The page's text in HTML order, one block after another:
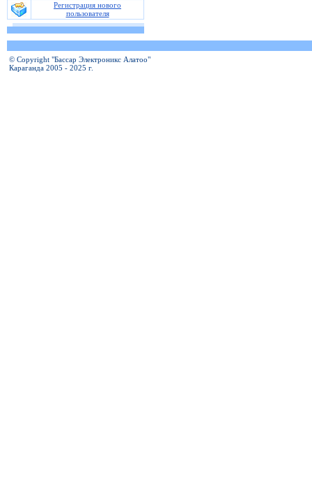
Регистрация нового
пользователя
© Copyright "Бассар Электроникс Алатоо"
Караганда 2005 - 2025 г.